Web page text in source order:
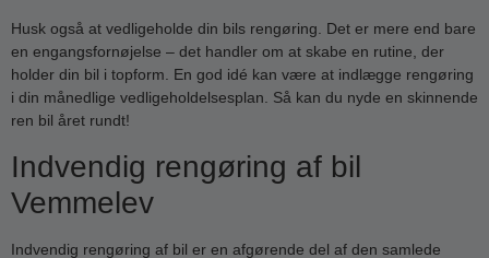
Husk også at vedligeholde din bils rengøring. Det er mere end bare
en engangsfornøjelse – det handler om at skabe en rutine, der
holder din bil i topform. En god idé kan være at indlægge rengøring
i din månedlige vedligeholdelsesplan. Så kan du nyde en skinnende
ren bil året rundt!
Indvendig rengøring af bil
Vemmelev
Indvendig rengøring af bil er en afgørende del af den samlede